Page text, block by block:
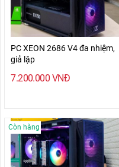
PC XEON 2686 V4 đa nhiệm,
giả lập
7.200.000 VNĐ
Còn hàng